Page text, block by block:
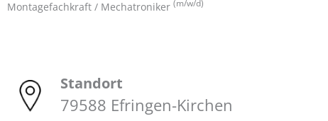
Montagefachkraft / Mechatroniker (m/w/d)
Standort
79588 Efringen-Kirchen